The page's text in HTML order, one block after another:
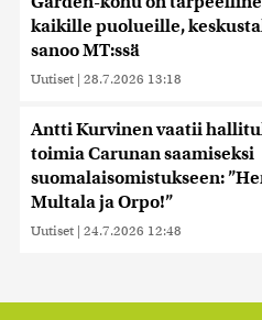
kaikille puolueille,
sanoo MT:ssä
Uutiset | 28.7.2026 13:18
Antti Kurvinen vaatii
toimia Carunan saamiseksi
suomalaisomistukseen:
Multala ja Orpo!”
Uutiset | 24.7.2026 12:48